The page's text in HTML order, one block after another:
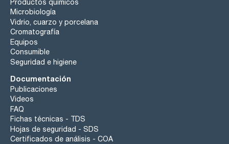
Productos químicos
Microbiología
Vidrio, cuarzo y porcelana
Cromatografía
Equipos
Consumible
Seguridad e higiene
Documentación
Publicaciones
Videos
FAQ
Fichas técnicas - TDS
Hojas de seguridad - SDS
Certificados de análisis - COA